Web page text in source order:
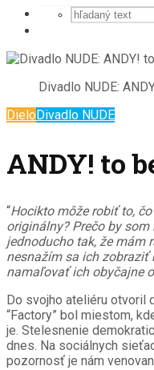
Divadlo NUDE:
DieloDivadlo NUDE
ANDY! to
“Hocikto môže robiť to,
originálny? Prečo by
jednoducho tak, že mám
nesnažím sa ich zobraziť
namaľovať ich obyčajne
Do svojho ateliéru otvoril
“Factory” bol miestom,
je. Stelesnenie
dnes. Na sociálnych
pozornosť je nám